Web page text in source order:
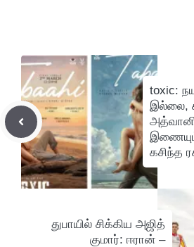
toxic:
இல்லை,
கசிந்த
துபாயில் சிக்கிய அஜித்
குமார்: ஈரான் –